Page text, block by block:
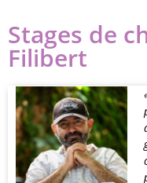
Stages de
Filibert